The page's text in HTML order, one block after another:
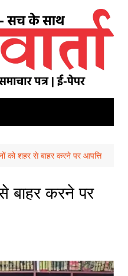
को शहर से बाहर करने पर आपत्ति
बाहर करने पर